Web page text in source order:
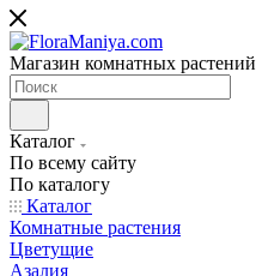
Магазин комнатных растений
Каталог
По всему сайту
По каталогу
Каталог
Комнатные растения
Цветущие
Азалия